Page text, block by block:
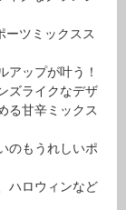
ーツミックスス
アップが叶う！
ズライクなデザ
る甘辛ミックス
のもうれしいポ
ハロウィンなど